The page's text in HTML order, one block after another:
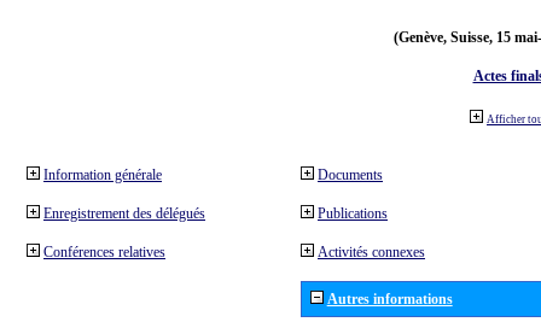
(Genève, Suisse, 15
Actes
Afficher
Information générale
Enregistrement des délégués
Conférences relatives
Documents
Publications
Activités connexes
Autres informations